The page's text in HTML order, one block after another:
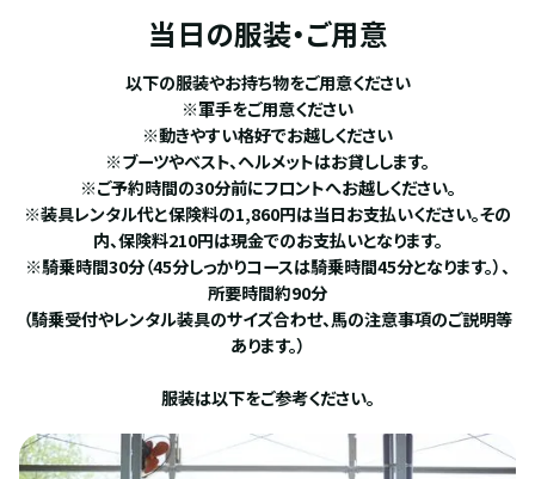
当日の服装・ご用意
以下の服装やお持ち物をご用意ください
※軍手をご用意ください
※動きやすい格好でお越しください
※ブーツやベスト、ヘルメットはお貸しします。
※ご予約時間の30分前にフロントへお越しください。
※装具レンタル代と保険料の1,860円は当日お支払いください。その
内、保険料210円は現金でのお支払いとなります。
※騎乗時間30分（45分しっかりコースは騎乗時間45分となります。）、
所要時間約90分
（騎乗受付やレンタル装具のサイズ合わせ、馬の注意事項のご説明等
あります。）
服装は以下をご参考ください。